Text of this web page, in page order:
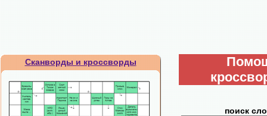
Сканворды и кроссворды
поиск